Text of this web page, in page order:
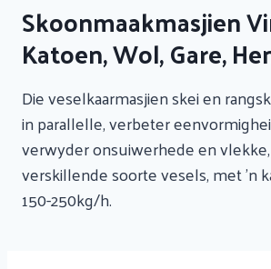
Skoonmaakmasjien
Katoen, Wol, Gare,
Die veselkaarmasjien skei en
in parallelle, verbeter
verwyder onsuiwerhede en
verskillende soorte vesels, met 'n
150-250kg/h.